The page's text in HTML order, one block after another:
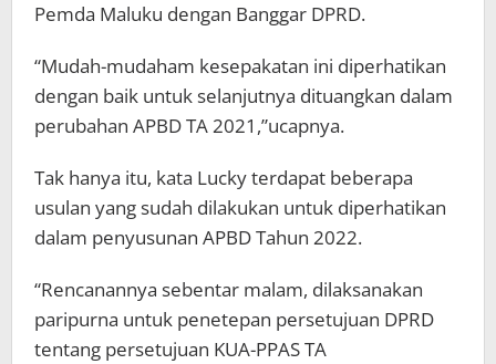
Pemda Maluku dengan Banggar DPRD.
“Mudah-mudaham kesepakatan ini diperhatikan
dengan baik untuk selanjutnya dituangkan dalam
perubahan APBD TA 2021,”ucapnya.
Tak hanya itu, kata Lucky terdapat beberapa
usulan yang sudah dilakukan untuk diperhatikan
dalam penyusunan APBD Tahun 2022.
“Rencanannya sebentar malam, dilaksanakan
paripurna untuk penetepan persetujuan DPRD
tentang persetujuan KUA-PPAS TA